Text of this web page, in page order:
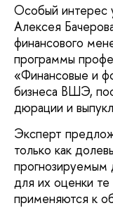
Особый интерес
Алексея
финансового
программы
«Финансовые и
бизнеса ВШЭ,
дюрации и
Эксперт
только как
прогнозируемым
для их оценки
применяются к